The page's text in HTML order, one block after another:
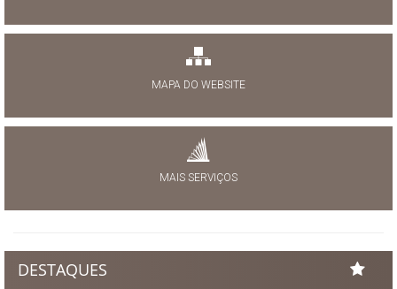
MAPA DO WEBSITE
MAIS SERVIÇOS
DESTAQUES